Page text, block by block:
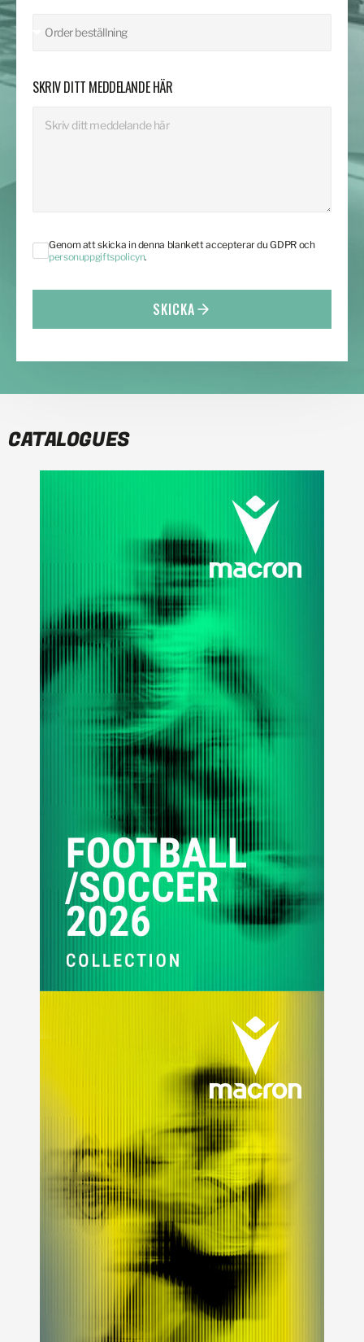
SKRIV DITT MEDDELANDE HÄR
Genom att skicka in denna blankett accepterar du GDPR och
personuppgiftspolicyn.
SKICKA
CATALOGUES